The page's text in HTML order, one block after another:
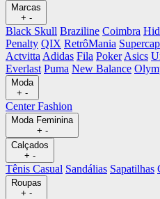
Marcas
+ -
Black Skull Braziline Coimbra
Penalty QIX RetrôMania Supercap
Actvitta Adidas Fila Poker Asics
Everlast Puma New Balance
Moda
+ -
Center Fashion
Moda Feminina
+ -
Calçados
+ -
Tênis Casual Sandálias Sapatilhas
Roupas
+ -